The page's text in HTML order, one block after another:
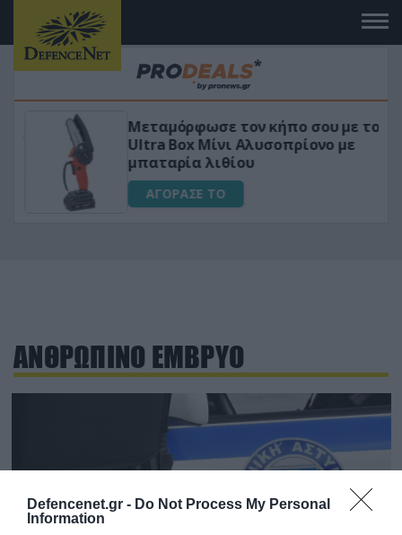
Defencenet.gr - Do Not Process My Personal
Information
Μεταμόρφωσε τον κήπο σου με το
Ultra Box Μίνι Αλυσοπρίονο με
μπαταρία λιθίου
ΑΓΟΡΑΣΕ ΤΟ
ΑΝΘΡΩΠΙΝΟ ΕΜΒΡΥΟ